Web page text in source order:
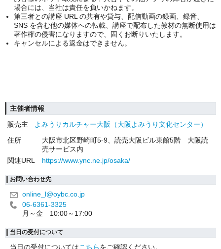
場合には、当社は責任を負いかねます。
第三者との講座 URL の共有や貸与、配信動画の録画、録音、
SNS を含む他の媒体への転載、講座で配布した教材の無断使用は
著作権の侵害になりますので、固くお断りいたします。
キャンセルによる返金はできません。
主催者情報
販売主
よみうりカルチャー大阪（大阪よみうり文化センター）
住所
大阪市北区野崎町5-9、読売大阪ビル東館5階 大阪読
売サービス内
関連URL
https://www.ync.ne.jp/osaka/
お問い合わせ先
online_l@oybc.co.jp
06-6361-3325
月～金 10:00～17:00
当日の受付について
当日の受付についてはこちらをご確認ください。